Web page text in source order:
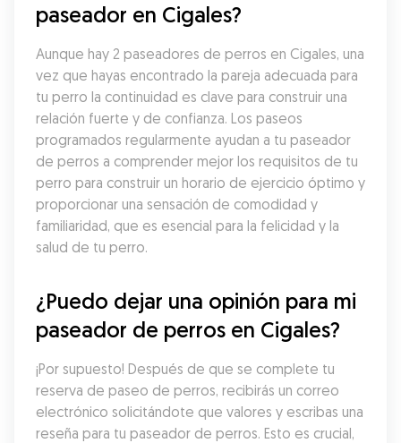
paseador en Cigales?
Aunque hay 2 paseadores de perros en Cigales, una
vez que hayas encontrado la pareja adecuada para
tu perro la continuidad es clave para construir una
relación fuerte y de confianza. Los paseos
programados regularmente ayudan a tu paseador
de perros a comprender mejor los requisitos de tu
perro para construir un horario de ejercicio óptimo y
proporcionar una sensación de comodidad y
familiaridad, que es esencial para la felicidad y la
salud de tu perro.
¿Puedo dejar una opinión para mi
paseador de perros en Cigales?
¡Por supuesto! Después de que se complete tu
reserva de paseo de perros, recibirás un correo
electrónico solicitándote que valores y escribas una
reseña para tu paseador de perros. Esto es crucial,